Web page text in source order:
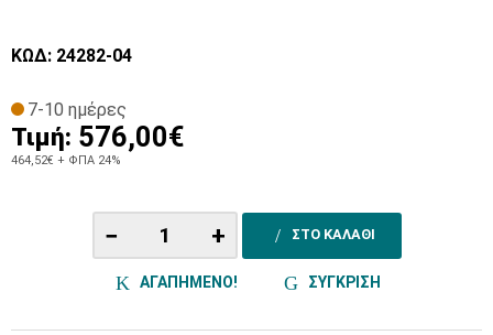
ΚΩΔ: 24282-04
7-10 ημέρες
Τιμή: 576,00€
464,52€ + ΦΠΑ 24%
− + ΣΤΟ ΚΑΛΑΘΙ
ΑΓΑΠΗΜΕΝΟ! ΣΥΓΚΡΙΣΗ